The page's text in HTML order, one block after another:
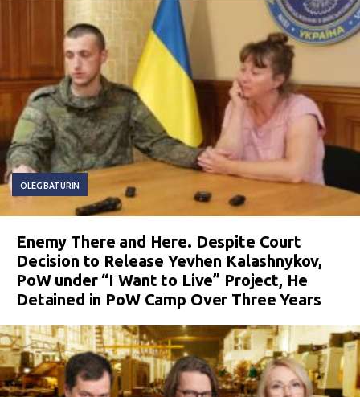
OLEG BATURIN
Enemy There and Here. Despite Court
Decision to Release Yevhen Kalashnykov,
PoW under “I Want to Live” Project, He
Detained in PoW Camp Over Three Years